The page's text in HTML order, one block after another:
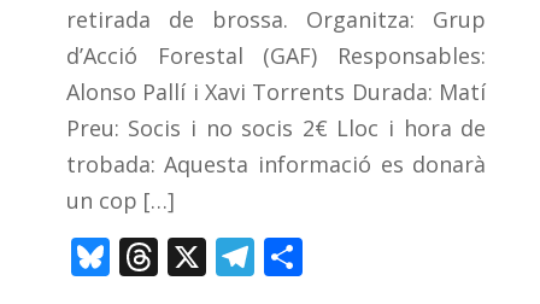
retirada de brossa. Organitza: Grup
d’Acció Forestal (GAF) Responsables:
Alonso Pallí i Xavi Torrents Durada: Matí
Preu: Socis i no socis 2€ Lloc i hora de
trobada: Aquesta informació es donarà
un cop […]
Bluesky
Threads
X Telegram
Comparteix